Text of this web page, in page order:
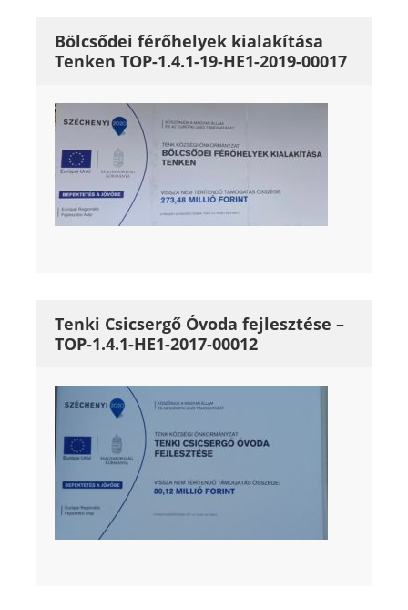
Bölcsődei férőhelyek kialakítása
Tenken TOP-1.4.1-19-HE1-2019-00017
Tenki Csicsergő Óvoda fejlesztése –
TOP-1.4.1-HE1-2017-00012